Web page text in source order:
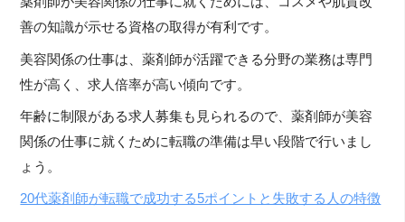
善の知識が示せる資格の取得が有利です。
美容関係の仕事は、薬剤師が活躍できる分野の業務は専門
性が高く、求人倍率が高い傾向です。
年齢に制限がある求人募集も見られるので、薬剤師が美容
関係の仕事に就くために転職の準備は早い段階で行いまし
ょう。
20代薬剤師が転職で成功する5ポイントと失敗する人の特徴